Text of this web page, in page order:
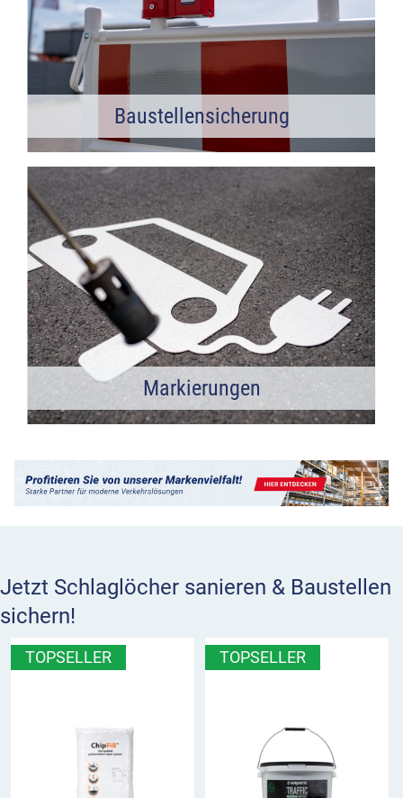
Baustellensicherung
Markierungen
Jetzt Schlaglöcher sanieren & Baustellen
sichern!
TOPSELLER TOPSELLER